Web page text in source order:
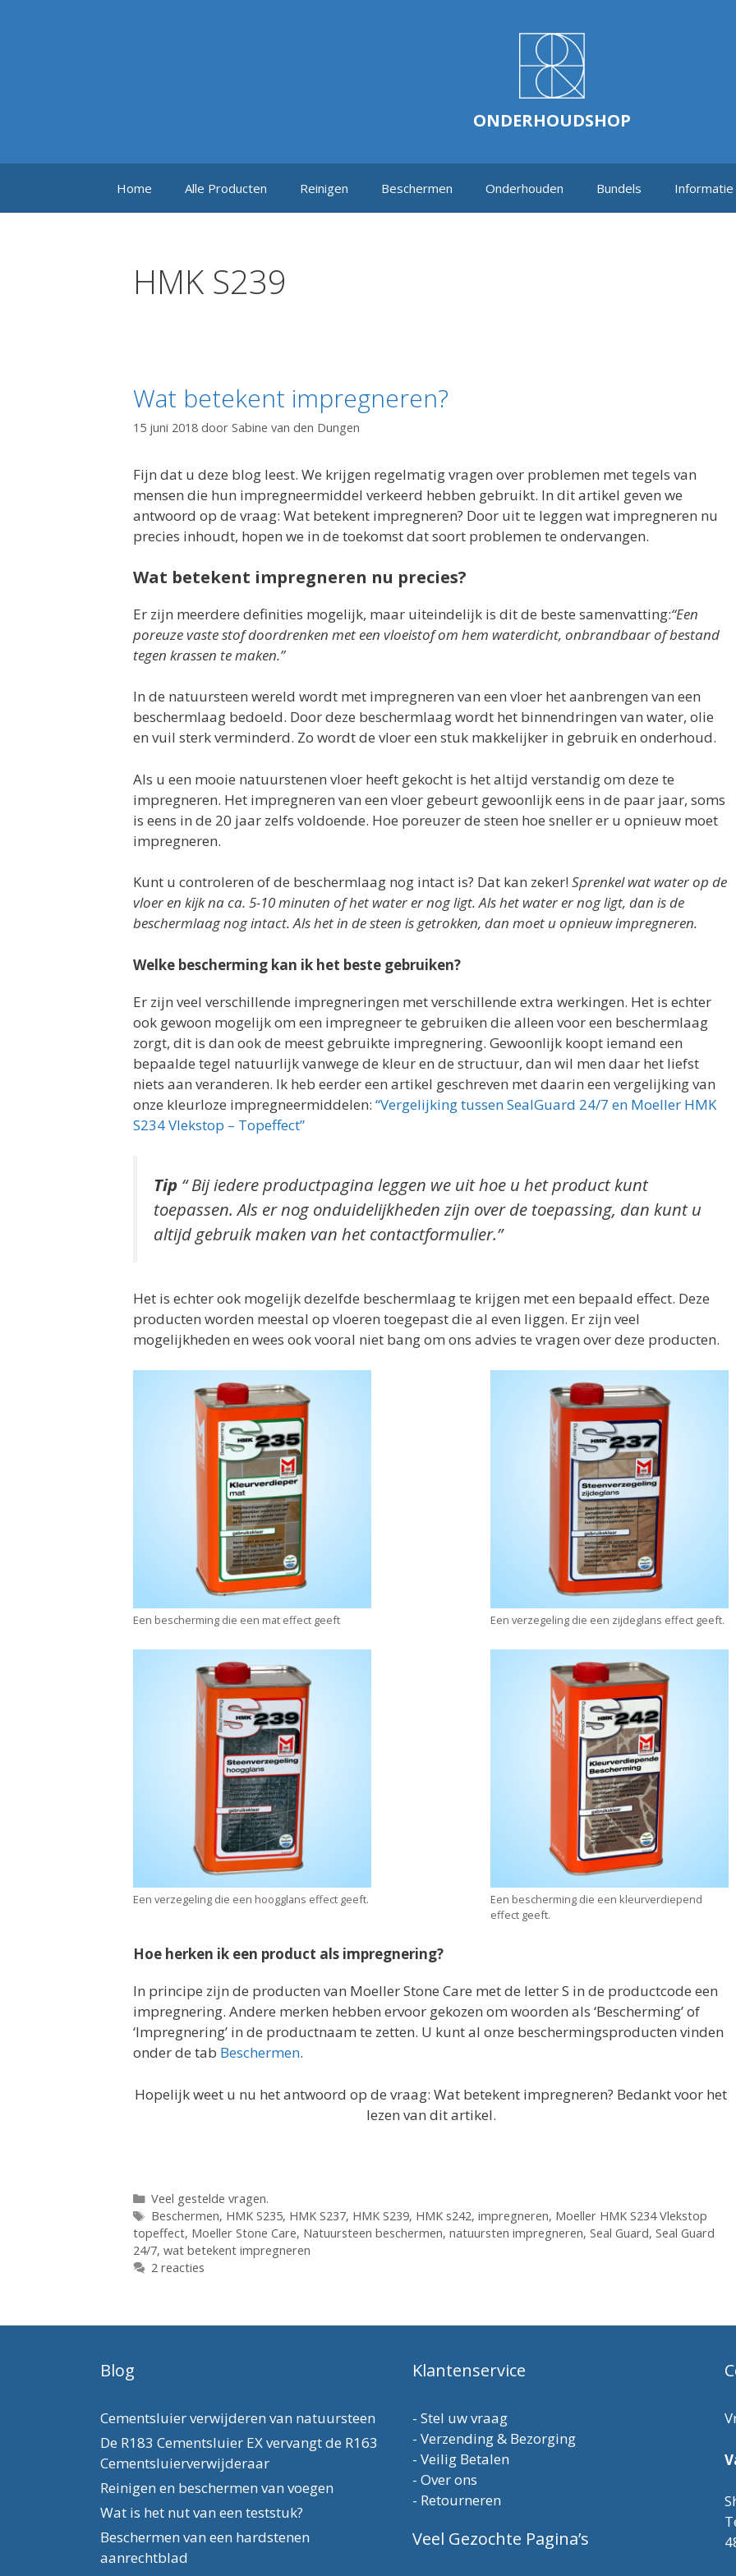
ONDERHOUDSHOP
Home Alle Producten Reinigen Beschermen Onderhouden Bundels Informatie
HMK S239
Wat betekent impregneren?
15 juni 2018 door Sabine van den Dungen
Fijn dat u deze blog leest. We krijgen regelmatig vragen over problemen met tegels van
mensen die hun impregneermiddel verkeerd hebben gebruikt. In dit artikel geven we
antwoord op de vraag: Wat betekent impregneren? Door uit te leggen wat impregneren nu
precies inhoudt, hopen we in de toekomst dat soort problemen te ondervangen.
Wat betekent impregneren nu precies?
Er zijn meerdere definities mogelijk, maar uiteindelijk is dit de beste samenvatting:“Een
poreuze vaste stof doordrenken met een vloeistof om hem waterdicht, onbrandbaar of bestand
tegen krassen te maken.”
In de natuursteen wereld wordt met impregneren van een vloer het aanbrengen van een
beschermlaag bedoeld. Door deze beschermlaag wordt het binnendringen van water, olie
en vuil sterk verminderd. Zo wordt de vloer een stuk makkelijker in gebruik en onderhoud.
Als u een mooie natuurstenen vloer heeft gekocht is het altijd verstandig om deze te
impregneren. Het impregneren van een vloer gebeurt gewoonlijk eens in de paar jaar, soms
is eens in de 20 jaar zelfs voldoende. Hoe poreuzer de steen hoe sneller er u opnieuw moet
impregneren.
Kunt u controleren of de beschermlaag nog intact is? Dat kan zeker! Sprenkel wat water op de
vloer en kijk na ca. 5-10 minuten of het water er nog ligt. Als het water er nog ligt, dan is de
beschermlaag nog intact. Als het in de steen is getrokken, dan moet u opnieuw impregneren.
Welke bescherming kan ik het beste gebruiken?
Er zijn veel verschillende impregneringen met verschillende extra werkingen. Het is echter
ook gewoon mogelijk om een impregneer te gebruiken die alleen voor een beschermlaag
zorgt, dit is dan ook de meest gebruikte impregnering. Gewoonlijk koopt iemand een
bepaalde tegel natuurlijk vanwege de kleur en de structuur, dan wil men daar het liefst
niets aan veranderen. Ik heb eerder een artikel geschreven met daarin een vergelijking van
onze kleurloze impregneermiddelen: “Vergelijking tussen SealGuard 24/7 en Moeller HMK
S234 Vlekstop – Topeffect”
Tip “ Bij iedere productpagina leggen we uit hoe u het product kunt
toepassen. Als er nog onduidelijkheden zijn over de toepassing, dan kunt u
altijd gebruik maken van het contactformulier.”
Het is echter ook mogelijk dezelfde beschermlaag te krijgen met een bepaald effect. Deze
producten worden meestal op vloeren toegepast die al even liggen. Er zijn veel
mogelijkheden en wees ook vooral niet bang om ons advies te vragen over deze producten.
Een bescherming die een mat effect geeft Een verzegeling die een zijdeglans effect geeft.
Een verzegeling die een hoogglans effect geeft.
Een bescherming die een kleurverdiepend
effect geeft.
Hoe herken ik een product als impregnering?
In principe zijn de producten van Moeller Stone Care met de letter S in de productcode een
impregnering. Andere merken hebben ervoor gekozen om woorden als ‘Bescherming’ of
‘Impregnering’ in de productnaam te zetten. U kunt al onze beschermingsproducten vinden
onder de tab Beschermen.
Hopelijk weet u nu het antwoord op de vraag: Wat betekent impregneren? Bedankt voor het
lezen van dit artikel.
Categorieën
Veel gestelde vragen.
Tags
Beschermen, HMK S235, HMK S237, HMK S239, HMK s242, impregneren, Moeller HMK S234 Vlekstop
topeffect, Moeller Stone Care, Natuursteen beschermen, natuursten impregneren, Seal Guard, Seal Guard
24/7, wat betekent impregneren
2 reacties
Blog
Cementsluier verwijderen van natuursteen
De R183 Cementsluier EX vervangt de R163
Cementsluierverwijderaar
Reinigen en beschermen van voegen
Wat is het nut van een teststuk?
Beschermen van een hardstenen
aanrechtblad
Klantenservice
- Stel uw vraag
- Verzending & Bezorging
- Veilig Betalen
- Over ons
- Retourneren
Veel Gezochte Pagina’s